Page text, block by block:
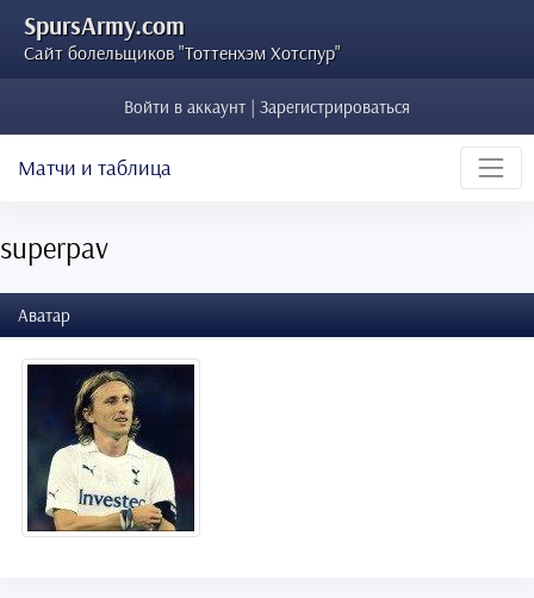
SpursArmy.com
Сайт болельщиков "Тоттенхэм Хотспур"
Войти в аккаунт | Зарегистрироваться
Матчи и таблица
superpav
Аватар